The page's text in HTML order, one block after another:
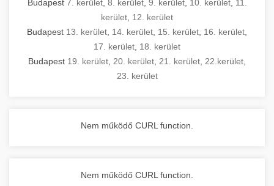
Budapest 7. kerület, 8. kerület, 9. kerület, 10. kerület, 11.
kerület 12. kerület
Budapest 13. kerület 14. kerület 15. kerület 16. kerület
17. kerület 18. kerület
Budapest 19. kerület 20. kerület 21. kerület 22.kerület
23. kerület
Nem működő CURL function.
Nem működő CURL function.